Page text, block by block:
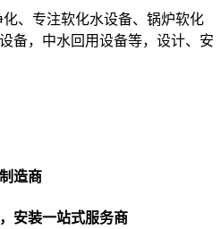
、专注软化水设备、锅炉软化
备，中水回用设备等，设计、安
造商
安装一站式服务商